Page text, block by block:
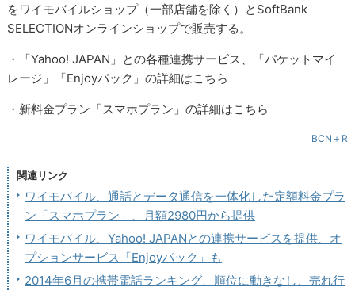
をワイモバイルショップ（一部店舗を除く）とSoftBank
SELECTIONオンラインショップで販売する。
・「Yahoo! JAPAN」との各種連携サービス、「パケットマイ
レージ」「Enjoyパック」の詳細はこちら
・新料金プラン「スマホプラン」の詳細はこちら
BCN＋R
関連リンク
ワイモバイル、通話とデータ通信を一体化した定額料金プラ
ン「スマホプラン」、月額2980円から提供
ワイモバイル、Yahoo! JAPANとの連携サービスを提供、オ
プションサービス「Enjoyパック」も
2014年6月の携帯電話ランキング、順位に動きなし、売れ行